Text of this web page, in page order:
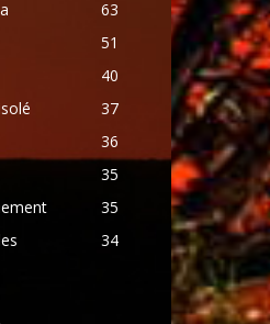
63
51
40
37
36
35
35
34